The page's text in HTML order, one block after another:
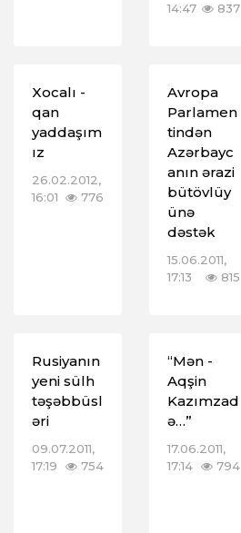
14:47
837
Xocalı -
qan
yaddaşım
ız
26.02.2012,
16:01
776
Avropa
Parlamen
tindən
Azərbayc
anın ərazi
bütövlüy
ünə
dəstək
15.06.2011,
17:13
815
Rusiyanın
yeni sülh
təşəbbüsl
əri
09.07.2011,
17:19
754
“Mən -
Aqşin
Kazımzad
ə…”
17.06.2011,
17:14
794